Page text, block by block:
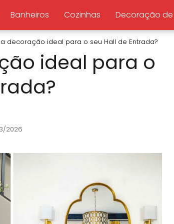
Banheiros Cozinhas Decoração
decoração ideal para o seu Hall de Entrada?
ideal para o
2026